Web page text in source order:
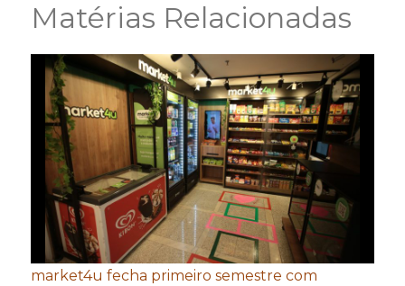
Matérias Relacionadas
market4u fecha primeiro semestre com